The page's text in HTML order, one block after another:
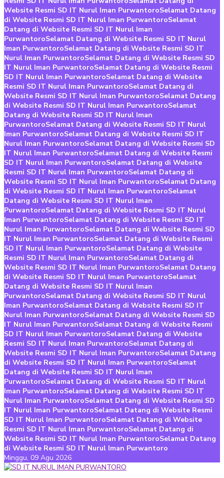
Website Resmi SD IT Nurul Iman PurwantoroSelamat Datang
di Website Resmi SD IT Nurul Iman PurwantoroSelamat
Datang di Website Resmi SD IT Nurul Iman
PurwantoroSelamat Datang di Website Resmi SD IT Nurul
Iman PurwantoroSelamat Datang di Website Resmi SD IT
Nurul Iman PurwantoroSelamat Datang di Website Resmi SD
IT Nurul Iman PurwantoroSelamat Datang di Website Resmi
SD IT Nurul Iman PurwantoroSelamat Datang di Website
Resmi SD IT Nurul Iman PurwantoroSelamat Datang di
Website Resmi SD IT Nurul Iman PurwantoroSelamat Datang
di Website Resmi SD IT Nurul Iman PurwantoroSelamat
Datang di Website Resmi SD IT Nurul Iman
PurwantoroSelamat Datang di Website Resmi SD IT Nurul
Iman PurwantoroSelamat Datang di Website Resmi SD IT
Nurul Iman PurwantoroSelamat Datang di Website Resmi SD
IT Nurul Iman PurwantoroSelamat Datang di Website Resmi
SD IT Nurul Iman PurwantoroSelamat Datang di Website
Resmi SD IT Nurul Iman PurwantoroSelamat Datang di
Website Resmi SD IT Nurul Iman PurwantoroSelamat Datang
di Website Resmi SD IT Nurul Iman PurwantoroSelamat
Datang di Website Resmi SD IT Nurul Iman
PurwantoroSelamat Datang di Website Resmi SD IT Nurul
Iman PurwantoroSelamat Datang di Website Resmi SD IT
Nurul Iman PurwantoroSelamat Datang di Website Resmi SD
IT Nurul Iman PurwantoroSelamat Datang di Website Resmi
SD IT Nurul Iman PurwantoroSelamat Datang di Website
Resmi SD IT Nurul Iman PurwantoroSelamat Datang di
Website Resmi SD IT Nurul Iman PurwantoroSelamat Datang
di Website Resmi SD IT Nurul Iman PurwantoroSelamat
Datang di Website Resmi SD IT Nurul Iman
PurwantoroSelamat Datang di Website Resmi SD IT Nurul
Iman PurwantoroSelamat Datang di Website Resmi SD IT
Nurul Iman PurwantoroSelamat Datang di Website Resmi SD
IT Nurul Iman PurwantoroSelamat Datang di Website Resmi
SD IT Nurul Iman PurwantoroSelamat Datang di Website
Resmi SD IT Nurul Iman PurwantoroSelamat Datang di
Website Resmi SD IT Nurul Iman PurwantoroSelamat Datang
di Website Resmi SD IT Nurul Iman PurwantoroSelamat
Datang di Website Resmi SD IT Nurul Iman
PurwantoroSelamat Datang di Website Resmi SD IT Nurul
Iman PurwantoroSelamat Datang di Website Resmi SD IT
Nurul Iman PurwantoroSelamat Datang di Website Resmi SD
IT Nurul Iman PurwantoroSelamat Datang di Website Resmi
SD IT Nurul Iman PurwantoroSelamat Datang di Website
Resmi SD IT Nurul Iman PurwantoroSelamat Datang di
Website Resmi SD IT Nurul Iman PurwantoroSelamat Datang
di Website Resmi SD IT Nurul Iman Purwantoro
Minggu, 09 Agu 2026